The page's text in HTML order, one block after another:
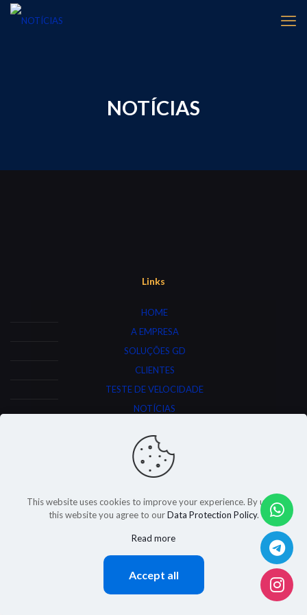
NOTÍCIAS
Links
HOME
A EMPRESA
SOLUÇÕES GD
CLIENTES
TESTE DE VELOCIDADE
NOTÍCIAS
Desenvolvido por
This website uses cookies to improve your experience. By using
this website you agree to ourData Protection Policy.
Read more
Accept all